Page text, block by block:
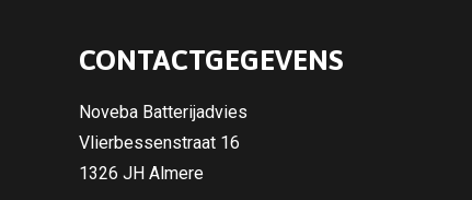
CONTACTGEGEVENS
Noveba Batterijadvies
Vlierbessenstraat 16
1326 JH Almere